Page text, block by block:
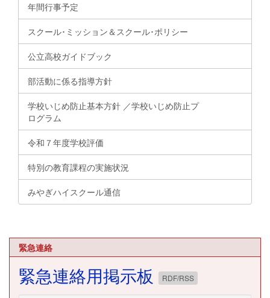
年間行事予定
スクール･ミッション＆スクール･ポリシー
公立高校ガイドブック
部活動に係る指導方針
学校いじめ防止基本方針 ／学校いじめ防止プ
ログラム
令和７年度学校評価
特別の教育課程の実施状況
みやぎハイスクール通信
緊急連絡
緊急連絡用掲示板 RDF/RSS